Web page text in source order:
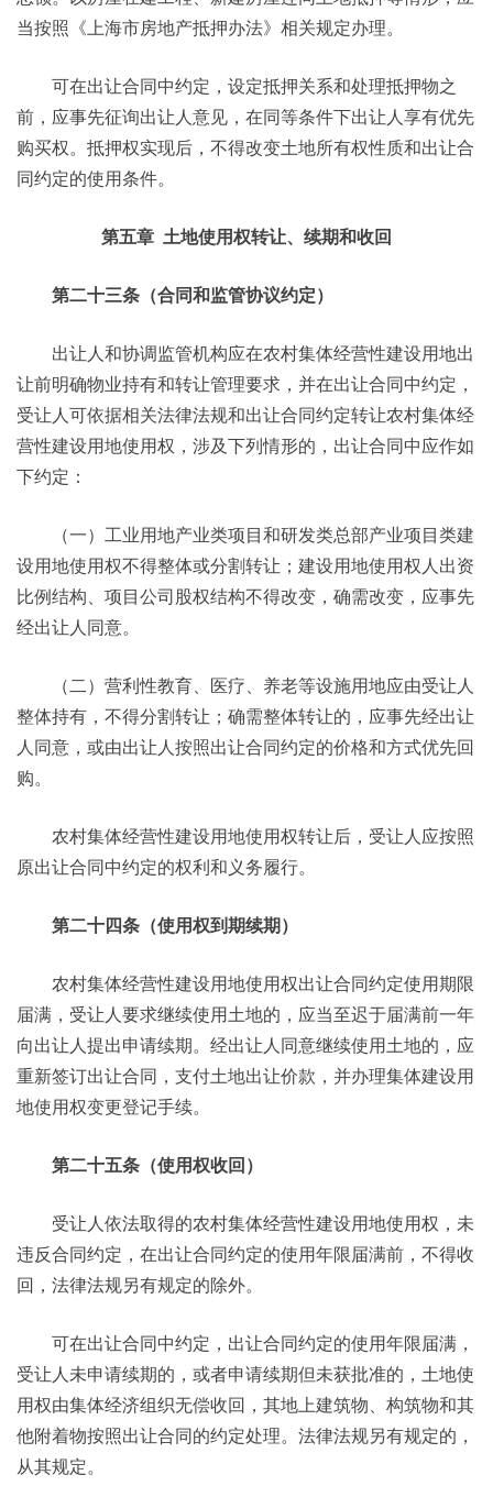
当按照《上海市房地产抵押办法》相关规定办理。
可在出让合同中约定，设定抵押关系和处理抵押物之
前，应事先征询出让人意见，在同等条件下出让人享有优先
购买权。抵押权实现后，不得改变土地所有权性质和出让合
同约定的使用条件。
第五章 土地使用权转让、续期和收回
第二十三条（合同和监管协议约定）
出让人和协调监管机构应在农村集体经营性建设用地出
让前明确物业持有和转让管理要求，并在出让合同中约定，
受让人可依据相关法律法规和出让合同约定转让农村集体经
营性建设用地使用权，涉及下列情形的，出让合同中应作如
下约定：
（一）工业用地产业类项目和研发类总部产业项目类建
设用地使用权不得整体或分割转让；建设用地使用权人出资
比例结构、项目公司股权结构不得改变，确需改变，应事先
经出让人同意。
（二）营利性教育、医疗、养老等设施用地应由受让人
整体持有，不得分割转让；确需整体转让的，应事先经出让
人同意，或由出让人按照出让合同约定的价格和方式优先回
购。
农村集体经营性建设用地使用权转让后，受让人应按照
原出让合同中约定的权利和义务履行。
第二十四条（使用权到期续期）
农村集体经营性建设用地使用权出让合同约定使用期限
届满，受让人要求继续使用土地的，应当至迟于届满前一年
向出让人提出申请续期。经出让人同意继续使用土地的，应
重新签订出让合同，支付土地出让价款，并办理集体建设用
地使用权变更登记手续。
第二十五条（使用权收回）
受让人依法取得的农村集体经营性建设用地使用权，未
违反合同约定，在出让合同约定的使用年限届满前，不得收
回，法律法规另有规定的除外。
可在出让合同中约定，出让合同约定的使用年限届满，
受让人未申请续期的，或者申请续期但未获批准的，土地使
用权由集体经济组织无偿收回，其地上建筑物、构筑物和其
他附着物按照出让合同的约定处理。法律法规另有规定的，
从其规定。